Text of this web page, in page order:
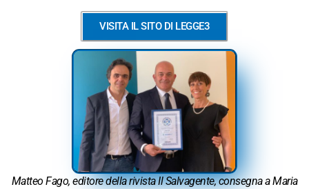
VISITA IL SITO DI LEGGE3
Matteo Fago, editore della rivista Il Salvagente, consegna a Maria